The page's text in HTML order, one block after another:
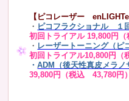
【ピコレーザー
・ ピコフラクショナル １
初回トライアル 19,800円
・ レーザートーニング（
初回トライアル10,800円（
・ADM（後天性真皮メラノ
39,800円（税込 43,780円）